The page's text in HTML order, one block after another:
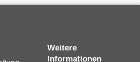
Weitere
Informationen